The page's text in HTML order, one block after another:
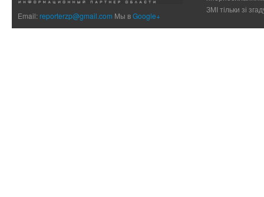
Email:reporterzp@gmail.com Мы вGoogle+
ЗМІ тільки зі